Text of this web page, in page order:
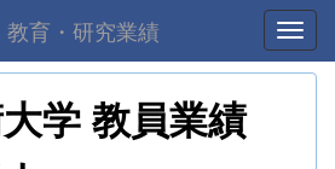
育・研究業績
学 教員業績